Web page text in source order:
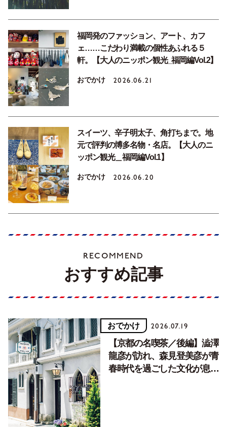
福岡発のファッション、アート、カフ
ェ……こだわり満載の個性あふれる５
軒。【大人のニッポン観光_福岡編Vol.2】
おでかけ 2026.06.21
スイーツ、辛子明太子、角打ちまで。地
元で評判の博多名物・名店。【大人のニ
ッポン観光＿福岡編Vol.1】
おでかけ 2026.06.20
RECOMMEND
おすすめ記事
おでかけ 2026.07.19
【京都の名喫茶／後編】澁澤
龍彦が訪れ、森見登美彦が青
春時代を過ごした文化が息づ